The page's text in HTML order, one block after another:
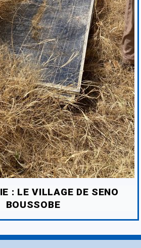
: LE VILLAGE DE SENO
BOUSSOBE